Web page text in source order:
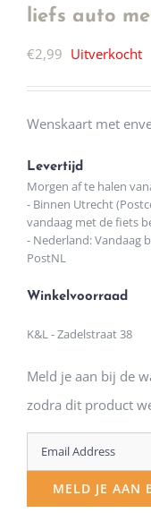
liefs auto
€2,99 Uitverkocht
Wenskaart met
Levertijd
Morgen af te halen
- Binnen Utrecht
vandaag met de fiets
- Nederland: Vandaag
PostNL
Winkelvoorraad
K&L - Zadelstraat 38
Meld je aan bij de
zodra dit product
Enter
your
email
MELD JE AAN